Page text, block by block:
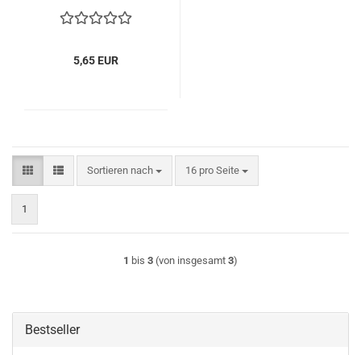
5,65 EUR
Sortieren nach
Sortieren nach 16 pro Seite
pro Seite
1
1 bis 3 (von insgesamt 3)
Bestseller